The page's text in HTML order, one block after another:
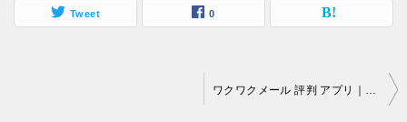
Tweet 0
ワクワクメール 評判 アプリ｜何が何でも復縁したいと希望するなら…。